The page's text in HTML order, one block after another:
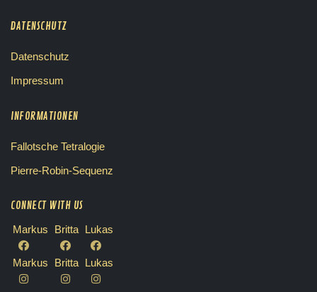
DATENSCHUTZ
Datenschutz
Impressum
INFORMATIONEN
Fallotsche Tetralogie
Pierre-Robin-Sequenz
CONNECT WITH US
Markus Britta Lukas
Markus Britta Lukas